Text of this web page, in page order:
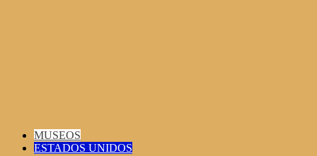
MUSEOS
ESTADOS UNIDOS